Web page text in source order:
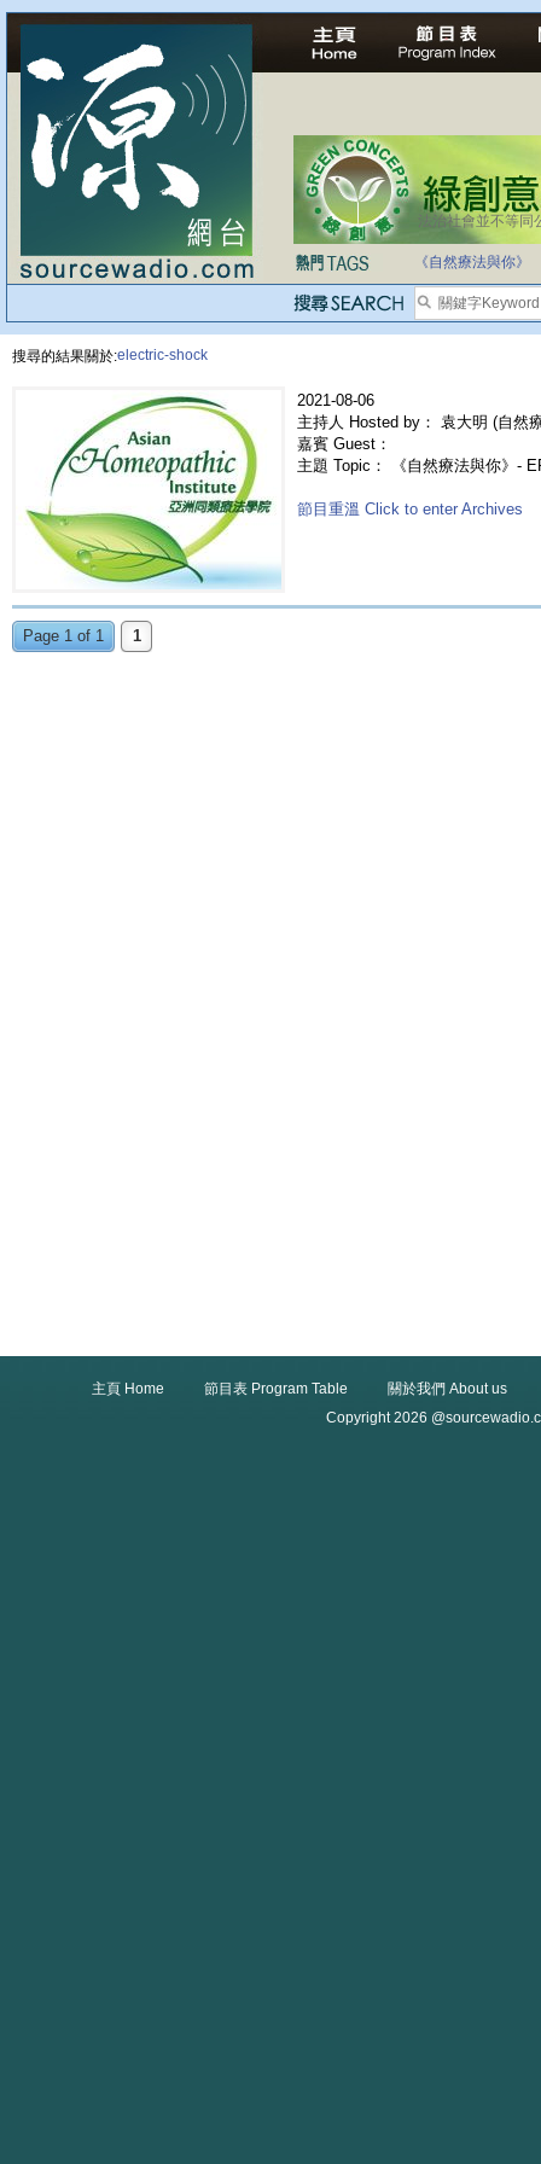
法治社會並不等同
《自然療法與你》
搜尋的結果關於:electric-shock
2021-08-06
主持人 Hosted by： 袁大明 (自然
嘉賓 Guest：
主題 Topic： 《自然療法與你》-
節目重溫 Click to enter Archives
Page 1 of 1 1
主頁 Home 節目表 Program Table
關於我們 About us
Copyright 2026